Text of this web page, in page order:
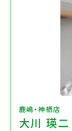
鹿嶋・神栖店
大川 瑛二